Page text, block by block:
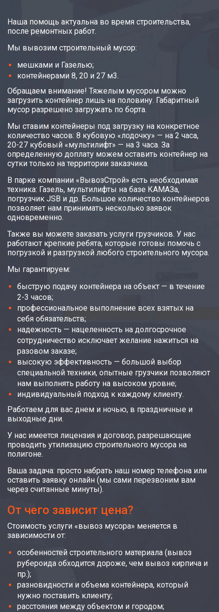
Наша помощь актуальна во время строительства,
после ремонтных работ.
Мы вывозим строительный мусор:
мешками и Газелью;
контейнерами 8, 20 и 27 м3.
Обращаем внимание! Тяжелым мусором можно
загрузить контейнер лишь на половину. Габаритный
мусор разрешено загружать по борта.
Мы ставим контейнеры под загрузку на конкретное
количество часов: 8 кубовую «лодочку» — на 2 часа,
20-27 кубовый «мультилифт» — на 3 часа. За
определенную доплату можем оставить контейнер на
сутки только на территории заказчика.
В парке компании «ВывозСтрой» есть необходимая
техника: Газель, мультилифты на базе КАМАЗа,
погрузчик JSB и др. Большое количество контейнеров
позволяет нам принимать несколько заявок
одновременно.
Также вы можете заказать услуги грузчиков. У нас
работают крепкие ребята, которые готовы помочь с
погрузкой и разгрузкой любого строительного мусора.
Мы гарантируем:
быструю подачу контейнера на объект — в течение
2-3 часов;
профессиональное выполнение всех взятых на
себя обязательств;
надежность — нацеленность на долгосрочное
сотрудничество исключает желание нажиться на
разовом заказе;
высокую эффективность — большой выбор
специальной техники, опытные грузчики позволяют
нам выполнять работу на высоком уровне;
индивидуальный подход к каждому клиенту.
Работаем для вас днем и ночью, в праздничные и
выходные дни.
У нас имеется лицензия и договор, разрешающие
проводить утилизацию строительного мусора на
полигоне.
Ваша задача: просто набрать наш номер телефона или
оставить заявку онлайн (мы сами перезвоним вам
через считанные минуты).
От чего зависит цена?
Стоимость услуги «вывоз мусора» меняется в
зависимости от:
особенностей строительного материала (вывоз
рубероида обходится дороже, чем вывоз кирпича и
пр.);
разновидности и объема контейнера, который
нужно поставить клиенту;
расстояния между объектом и городом;